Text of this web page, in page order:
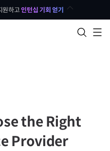
원하고 인턴십 기회 얻기
the Right
Provider